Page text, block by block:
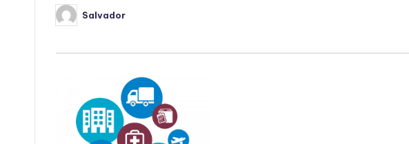
Publicado
por
Salvador